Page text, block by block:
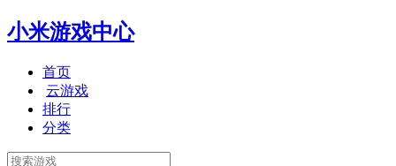
小米游戏中心
首页
云游戏
排行
分类